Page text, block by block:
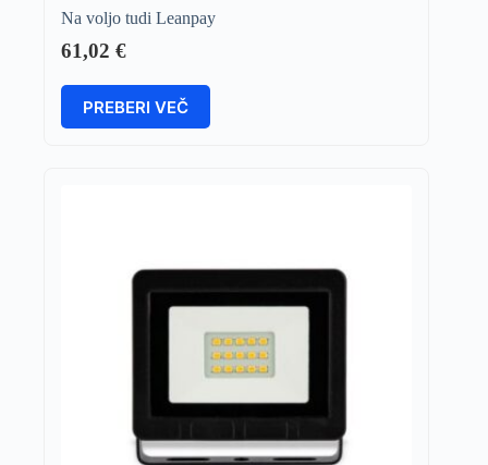
Na voljo tudi Leanpay
61,02 €
PREBERI VEČ